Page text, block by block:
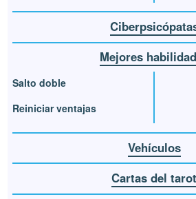
Mejores
Salto doble
Reiniciar ventajas
Vehículos
Cartas del tarot